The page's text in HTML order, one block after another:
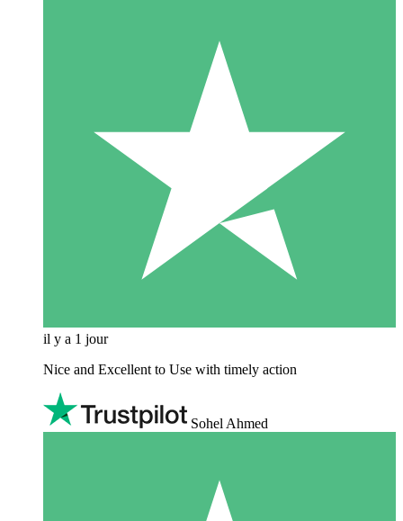
il y a 1 jour
Nice and Excellent to Use with timely action
Sohel Ahmed